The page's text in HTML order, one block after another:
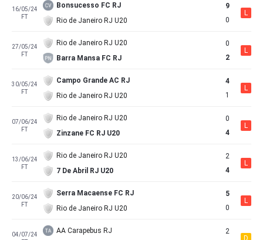
16/05/24
FT
Bonsucesso FC RJ
Rio de Janeiro RJ U20
9
0
L
27/05/24
FT
Rio de Janeiro RJ U20
Barra Mansa FC RJ
0
2
L
30/05/24
FT
Campo Grande AC RJ
Rio de Janeiro RJ U20
4
1
L
07/06/24
FT
Rio de Janeiro RJ U20
Zinzane FC RJ U20
0
4
L
13/06/24
FT
Rio de Janeiro RJ U20
7 De Abril RJ U20
2
4
L
20/06/24
FT
Serra Macaense FC RJ
Rio de Janeiro RJ U20
5
0
L
04/07/24
AA Carapebus RJ
2
D